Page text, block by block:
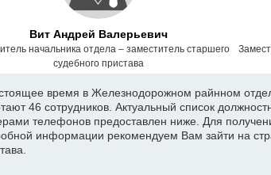
Вит Андрей Валерьевич
начальника отдела – заместитель старшего
судебного пристава
время в Железнодорожном райнном
46 сотрудников. Актуальный список
телефонов предоставлен ниже. Для
информации рекомендуем Вам зайти на